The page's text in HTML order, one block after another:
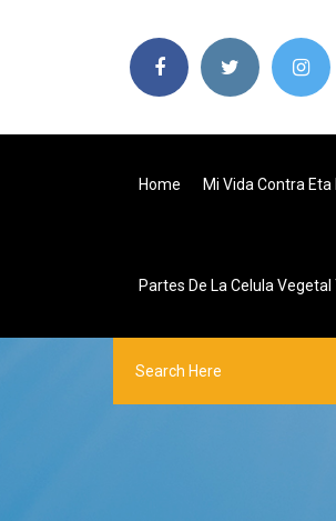
Home Mi Vida Contra
Partes De La Celula